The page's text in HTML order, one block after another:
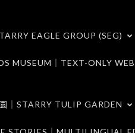
EAGLE GROUP (SEG)
MUSEUM｜TEXT-ONLY
｜STARRY TULIP GARDEN